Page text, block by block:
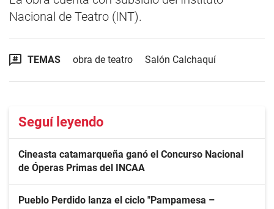
Nacional de Teatro (INT).
TEMAS obra de teatro Salón Calchaquí
Seguí leyendo
Cineasta catamarqueña ganó el Concurso Nacional
de Óperas Primas del INCAA
Pueblo Perdido lanza el ciclo "Pampamesa –